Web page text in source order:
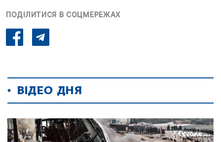
ПОДІЛИТИСЯ В СОЦМЕРЕЖАХ
ВІДЕО ДНЯ